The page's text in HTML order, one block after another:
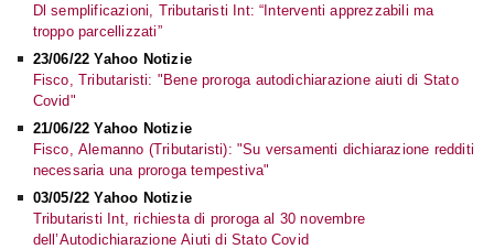
Dl semplificazioni, Tributaristi Int: “Interventi apprezzabili ma
troppo parcellizzati”
23/06/22 Yahoo Notizie
Fisco, Tributaristi: "Bene proroga autodichiarazione aiuti di Stato
Covid"
21/06/22 Yahoo Notizie
Fisco, Alemanno (Tributaristi): "Su versamenti dichiarazione redditi
necessaria una proroga tempestiva"
03/05/22 Yahoo Notizie
Tributaristi Int, richiesta di proroga al 30 novembre
dell’Autodichiarazione Aiuti di Stato Covid